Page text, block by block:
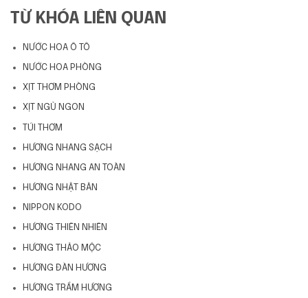
TỪ KHÓA LIÊN QUAN
NƯỚC HOA Ô TÔ
NƯỚC HOA PHÒNG
XỊT THƠM PHÒNG
XỊT NGỦ NGON
TÚI THƠM
HƯƠNG NHANG SẠCH
HƯƠNG NHANG AN TOÀN
HƯƠNG NHẬT BẢN
NIPPON KODO
HƯƠNG THIÊN NHIÊN
HƯƠNG THẢO MỘC
HƯƠNG ĐÀN HƯƠNG
HƯƠNG TRẦM HƯƠNG